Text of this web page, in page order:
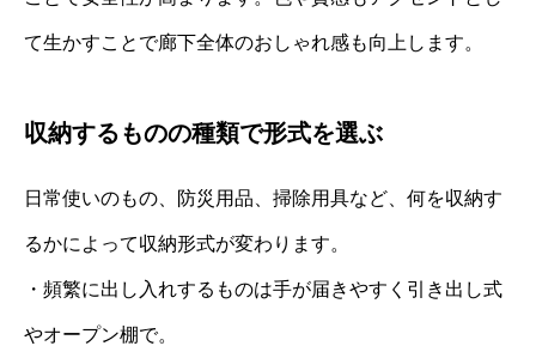
て生かすことで廊下全体のおしゃれ感も向上します。
収納するものの種類で形式を選ぶ
日常使いのもの、防災用品、掃除用具など、何を収納す
るかによって収納形式が変わります。
・頻繁に出し入れするものは手が届きやすく引き出し式
やオープン棚で。